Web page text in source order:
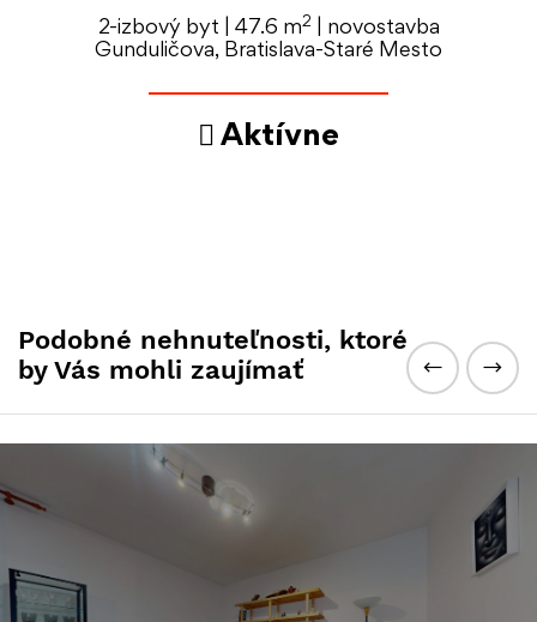
2-izbový byt | 47.6 m2
| novostavba
Gunduličova, Bratislava-Staré Mesto
Aktívne
Podobné nehnuteľnosti, ktoré
by Vás mohli zaujímať